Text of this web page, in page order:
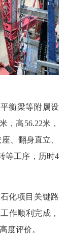
衡梁等附属设
，高56.22米，
、翻身直立、
等工序，历时4
化项目关键路
作顺利完成，
度评价。